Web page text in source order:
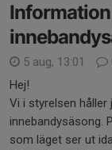
5 aug, 13:01
Hej!
Vi i styrelsen
innebandysäsong.
som läget ser ut